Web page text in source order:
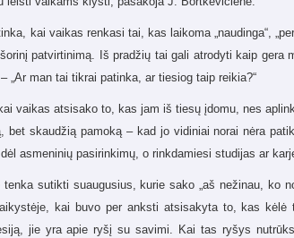
kai vaikas renkasi tai, kas laikoma „naudinga“,
patvirtinimą. Iš pradžių tai gali atrodyti kaip
„Ar man tai tikrai patinka, ar tiesiog taip reikia?“
vaikas atsisako to, kas jam iš tiesų įdomu, nes
bet skaudžią pamoką – kad jo vidiniai norai nėra
asmeninių pasirinkimų, o rinkdamiesi studijas ar
tenka sutikti suaugusius, kurie sako „aš nežinau, ko
kai buvo per anksti atsisakyta to, kas kėlė
jie yra apie ryšį su savimi. Kai tas ryšys